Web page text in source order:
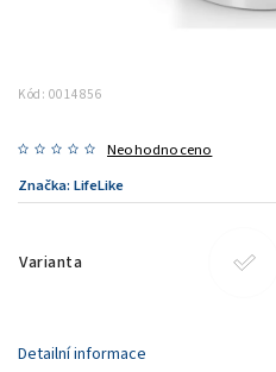
Kód: 0014856
Neohodnoceno
Značka: LifeLike
Varianta
Detailní informace